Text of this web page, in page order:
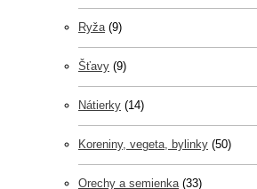
Ryža (9)
Šťavy (9)
Nátierky (14)
Koreniny, vegeta, bylinky (50)
Orechy a semienka (33)